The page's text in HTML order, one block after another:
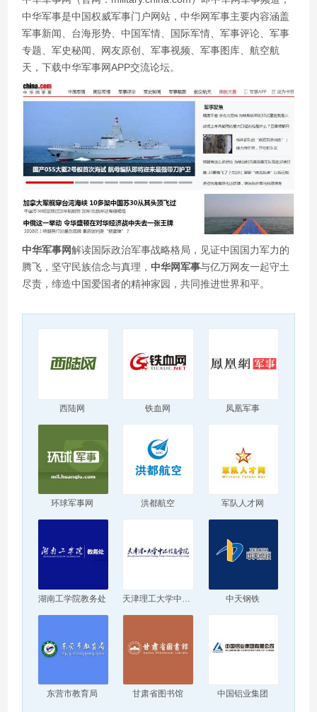
中华军事是中国权威军事门户网站，中华网军事主要内容涵盖
军事新闻、台海形势、中国军情、国际军情、军事评论、军事
专题、军史秘闻、网友原创、军事视频、军事图库、航空航
天，下载中华军事网APP交流论坛。
中华军事网解读国际政治军事战略格局，见证中国国力军力的
腾飞，坚守民族信念与真理，中华网军事与亿万网友一起守土
尽责，缔造中国爱国者的精神家园，共同推进世界和平。
西陆网 铁血网 凤凰军事
环球军事网 洪都航空 军队人才网
湖南工学院教务处 中天钢铁
东营市教育局 甘肃省图书馆 中国铝业集团